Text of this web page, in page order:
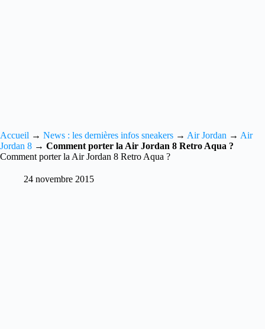
Accueil → News : les dernières infos sneakers → Air Jordan → Air
Jordan 8 → Comment porter la Air Jordan 8 Retro Aqua ?
Comment porter la Air Jordan 8 Retro Aqua ?
24 novembre 2015